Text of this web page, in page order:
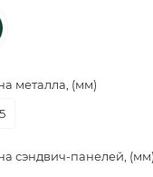
металла, (мм)
сэндвич-панелей, (мм)